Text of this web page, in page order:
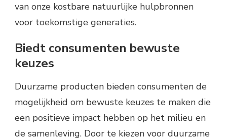
van onze kostbare natuurlijke hulpbronnen
voor toekomstige generaties.
Biedt consumenten bewuste
keuzes
Duurzame producten bieden consumenten de
mogelijkheid om bewuste keuzes te maken die
een positieve impact hebben op het milieu en
de samenleving. Door te kiezen voor duurzame